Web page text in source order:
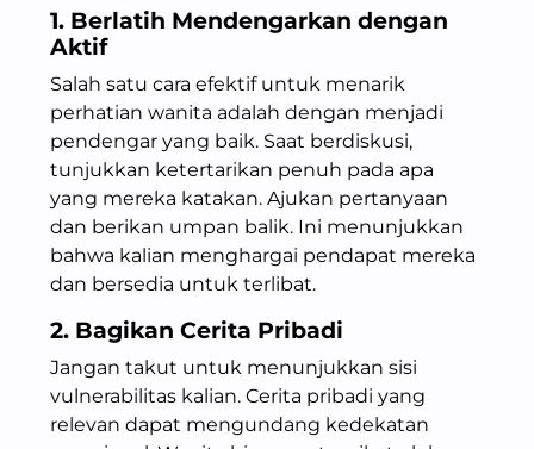
1. Berlatih Mendengarkan dengan
Aktif
Salah satu cara efektif untuk menarik
perhatian wanita adalah dengan menjadi
pendengar yang baik. Saat berdiskusi,
tunjukkan ketertarikan penuh pada apa
yang mereka katakan. Ajukan pertanyaan
dan berikan umpan balik. Ini menunjukkan
bahwa kalian menghargai pendapat mereka
dan bersedia untuk terlibat.
2. Bagikan Cerita Pribadi
Jangan takut untuk menunjukkan sisi
vulnerabilitas kalian. Cerita pribadi yang
relevan dapat mengundang kedekatan